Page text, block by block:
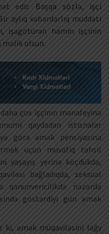
edir. Başqa sözlə, işçi
aylıq xəbərdarlıq müddəti
işəgötürən həmin işçinin
malik olsun.
çox işçinin mənafeyinə
qaydadan istisnalar
görə əmək pensiyasına
üçün müvafiq təhsil
yaşayış yerinə köçdükdə,
bağladıqda, seksual
qanunvericilikdə nəzərdə
göstərdiyi gün əmək
ki, əmək müqaviləsini ləğv